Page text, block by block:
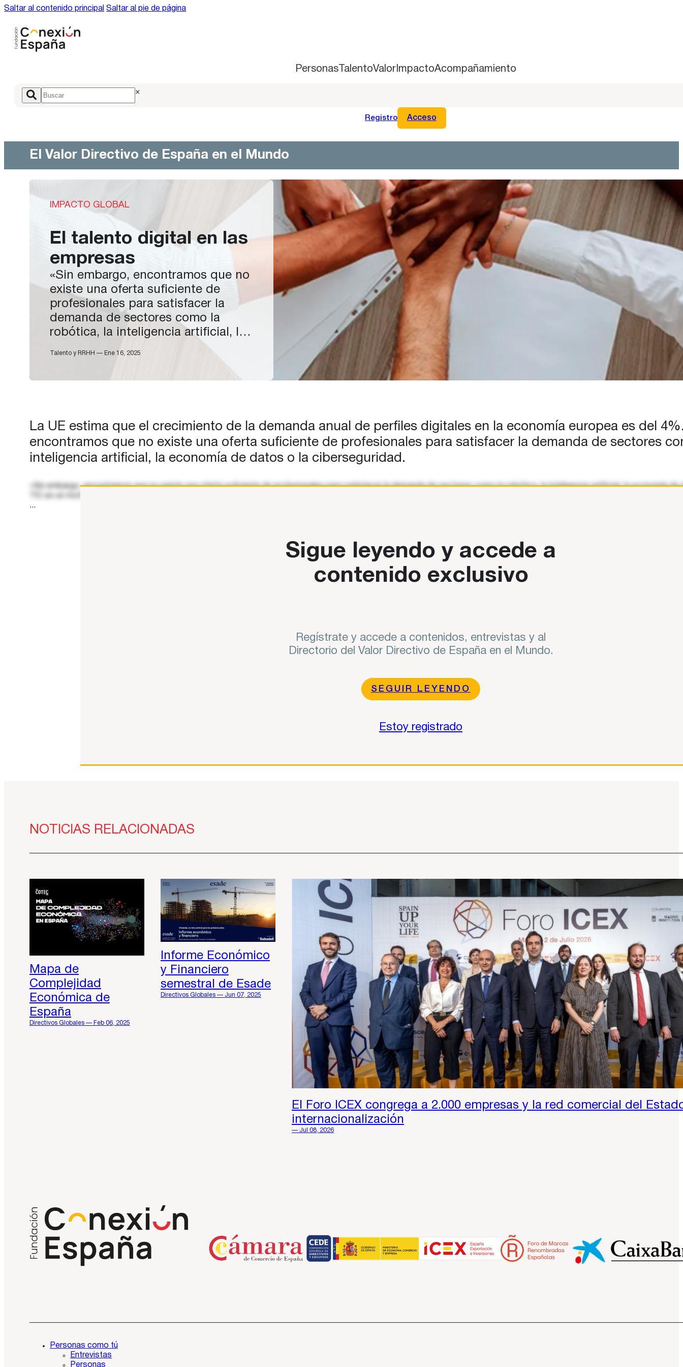
Saltar al contenido principal Saltar al pie de página
PersonasTalentoValorImpactoAcompañamiento
×
Registro Acceso
El Valor Directivo de España en el Mundo
IMPACTO GLOBAL
El talento digital en las
empresas
«Sin embargo, encontramos que no
existe una oferta suficiente de
profesionales para satisfacer la
demanda de sectores como la
robótica, la inteligencia artificial, la
de alta calidad, con una tasa de…
Talento y RRHH — Ene 16, 2025
La UE estima que el crecimiento de la demanda anual de perfiles digitales en la economía europea es del
encontramos que no existe una oferta suficiente de profesionales para satisfacer la demanda de sectores
inteligencia artificial, la economía de datos o la ciberseguridad.
«Sin embargo, encontramos que no existe una oferta suficiente de profesionales para satisfacer la demanda de sectores como la robótica, la inteligencia artificial, la economía
...
Sigue leyendo y accede a
contenido exclusivo
Regístrate y accede a contenidos, entrevistas y al
Directorio del Valor Directivo de España en el Mundo.
SEGUIR LEYENDO
Estoy registrado
NOTICIAS RELACIONADAS
Mapa de
Complejidad
Económica de
España
Directivos Globales — Feb 06, 2025
Informe Económico
y Financiero
semestral de Esade
Directivos Globales — Jun 07, 2025
El Foro ICEX congrega a 2.000 empresas y la red comercial del
internacionalización
— Jul 08, 2026
Personas como tú
Entrevistas
Personas